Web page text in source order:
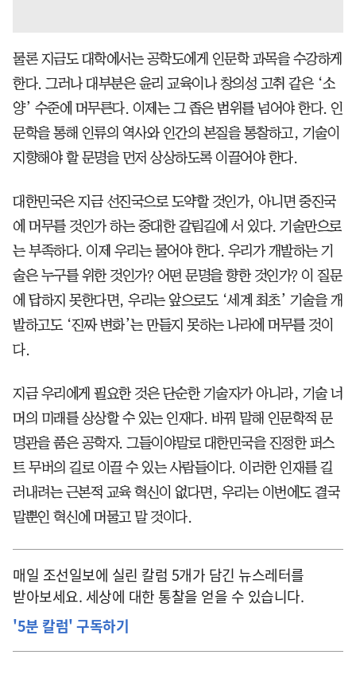
물론 지금도 대학에서는 공학도에게 인문학 과목을 수강하게
한다. 그러나 대부분은 윤리 교육이나 창의성 고취 같은 ‘소
양’ 수준에 머무른다. 이제는 그 좁은 범위를 넘어야 한다. 인
문학을 통해 인류의 역사와 인간의 본질을 통찰하고, 기술이
지향해야 할 문명을 먼저 상상하도록 이끌어야 한다.
대한민국은 지금 선진국으로 도약할 것인가, 아니면 중진국
에 머무를 것인가 하는 중대한 갈림길에 서 있다. 기술만으로
는 부족하다. 이제 우리는 물어야 한다. 우리가 개발하는 기
술은 누구를 위한 것인가? 어떤 문명을 향한 것인가? 이 질문
에 답하지 못한다면, 우리는 앞으로도 ‘세계 최초’ 기술을 개
발하고도 ‘진짜 변화’는 만들지 못하는 나라에 머무를 것이
다.
지금 우리에게 필요한 것은 단순한 기술자가 아니라, 기술 너
머의 미래를 상상할 수 있는 인재다. 바꿔 말해 인문학적 문
명관을 품은 공학자. 그들이야말로 대한민국을 진정한 퍼스
트 무버의 길로 이끌 수 있는 사람들이다. 이러한 인재를 길
러내려는 근본적 교육 혁신이 없다면, 우리는 이번에도 결국
말뿐인 혁신에 머물고 말 것이다.
매일 조선일보에 실린 칼럼 5개가 담긴 뉴스레터를
받아보세요. 세상에 대한 통찰을 얻을 수 있습니다.
'5분 칼럼' 구독하기